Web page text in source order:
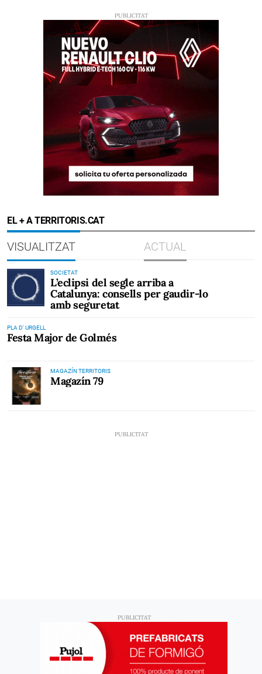
EL + A TERRITORIS.CAT
VISUALITZAT ACTUAL
SOCIETAT
L’eclipsi del segle arriba a
Catalunya: consells per gaudir-lo
amb seguretat
PLA D' URGELL
Festa Major de Golmés
MAGAZÍN TERRITORIS
Magazín 79